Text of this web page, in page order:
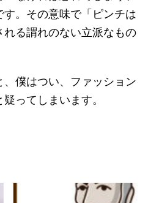
。その意味で「ピンチは
る謂れのない立派なもの
僕はつい、ファッション
ってしまいます。